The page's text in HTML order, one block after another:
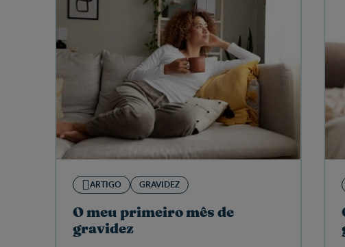
ARTIGO GRAVIDEZ
O meu primeiro mês de
gravidez